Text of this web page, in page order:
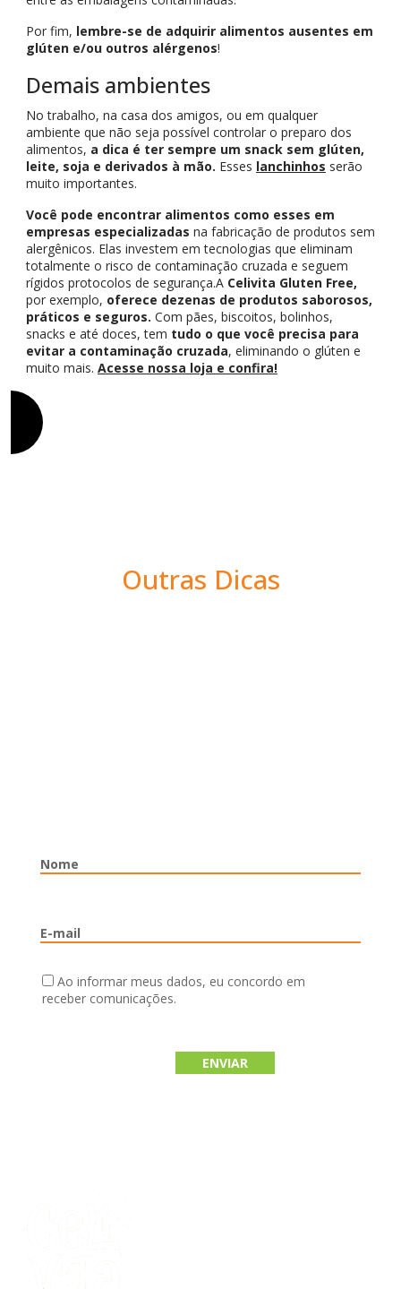
Por fim, lembre-se de adquirir alimentos ausentes em
glúten e/ou outros alérgenos!
Demais ambientes
No trabalho, na casa dos amigos, ou em qualquer
ambiente que não seja possível controlar o preparo dos
alimentos, a dica é ter sempre um snack sem glúten,
leite, soja e derivados à mão. Esses lanchinhos serão
muito importantes.
Você pode encontrar alimentos como esses em
empresas especializadas na fabricação de produtos sem
alergênicos. Elas investem em tecnologias que eliminam
totalmente o risco de contaminação cruzada e seguem
rígidos protocolos de segurança.A Celivita Gluten Free,
por exemplo, oferece dezenas de produtos saborosos,
práticos e seguros. Com pães, biscoitos, bolinhos,
snacks e até doces, tem tudo o que você precisa para
evitar a contaminação cruzada, eliminando o glúten e
muito mais. Acesse nossa loja e confira!
Outras Dicas
Ao informar meus dados, eu concordo em
receber comunicações.